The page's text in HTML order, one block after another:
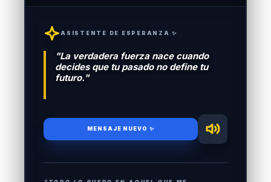
ASISTENTE DE ESPERANZA ✨
"La verdadera fuerza nace cuando
decides que tu pasado no define tu
futuro."
MENSAJE NUEVO ✨